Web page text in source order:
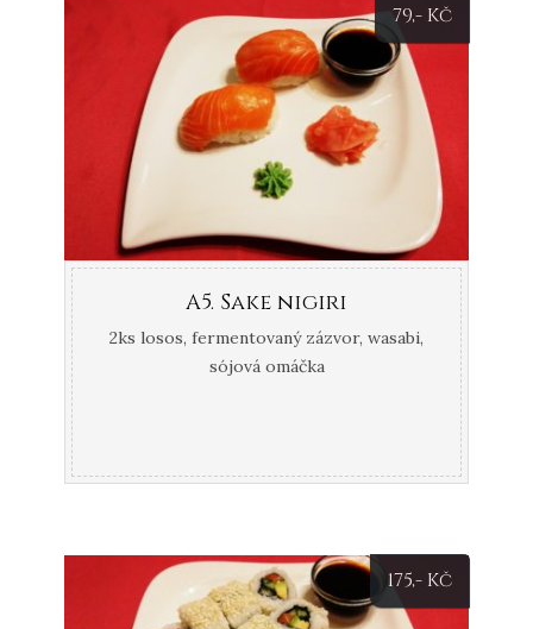
79,- Kč
A5. Sake nigiri
2ks losos, fermentovaný zázvor, wasabi,
sójová omáčka
175,- Kč